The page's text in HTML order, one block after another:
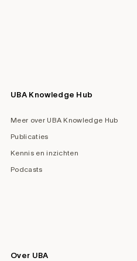
UBA Knowledge Hub
Meer over UBA Knowledge Hub
Publicaties
Kennis en inzichten
Podcasts
Over UBA